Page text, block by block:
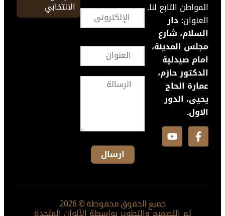
المواطن التابع لنا.
العنوان:دار
السلام، شارع
مجلس المدينة،
امام صيدلية
الدكتور حازم،
عمارة الحاج
يحيى، الدور
الاول.
الانتخابي
جميع الحقوق محفوظة © 2026